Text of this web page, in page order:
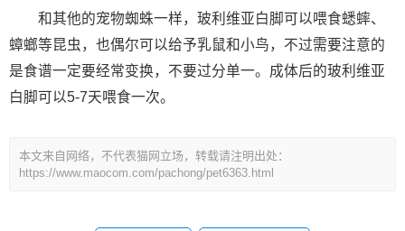
和其他的宠物蜘蛛一样，玻利维亚白脚可以喂食蟋蟀、
蟑螂等昆虫，也偶尔可以给予乳鼠和小鸟，不过需要注意的
是食谱一定要经常变换，不要过分单一。成体后的玻利维亚
白脚可以5-7天喂食一次。
本文来自网络，不代表猫网立场，转载请注明出处：
https://www.maocom.com/pachong/pet6363.html